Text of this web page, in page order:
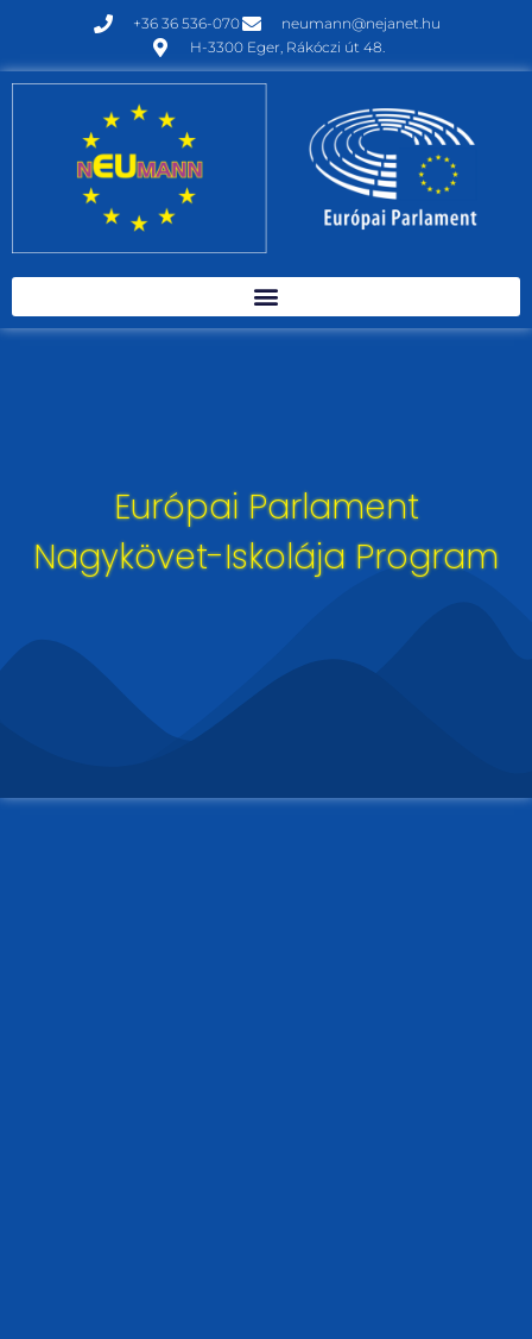
+36 36 536-070
neumann@nejanet.hu
H-3300 Eger, Rákóczi út 48.
Európai Parlament
Nagykövet-Iskolája Program